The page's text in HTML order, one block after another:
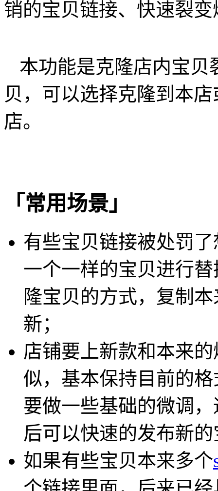
销的宝贝链接、快速裂
本功能是克隆店内宝贝
贝，可以选择克隆到本
店。
「常用场景」
有些宝贝链接被处罚
一个一样的宝贝进行
隆宝贝的方式，复制
新；
店铺要上新款和本来
似，基本保持目前的
要做一些基础的微调
后可以快速的发布新
如果有些宝贝本来多个